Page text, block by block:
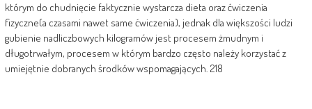
którym do chudnięcie faktycznie wystarcza dieta oraz ćwiczenia
fizyczne(a czasami nawet same ćwiczenia), jednak dla większości ludzi
gubienie nadliczbowych kilogramów jest procesem żmudnym i
długotrwałym, procesem w którym bardzo często należy korzystać z
umiejętnie dobranych środków wspomagających. 218